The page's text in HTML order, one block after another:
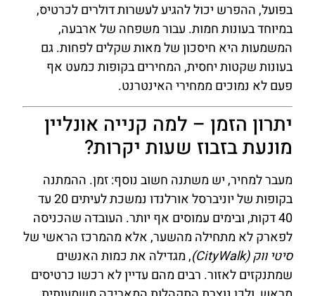
בפועל, ההפרש יכול להגיע לעשרות דולרים לכרטיס,
במיוחד בעונות חמות. עבור משפחה של ארבעה,
המשמעות היא חיסכון של מאות שקלים לפחות. גם
בעונות שקטות יחסית, המחירים בקופות כמעט אף
פעם לא נמוכים ממחירי האינטרנט.
יתרון הזמן – למה קנייה אונליין
מונעת בזבוז שעות יקרות?
מעבר למחיר, יש משתנה חשוב נוסף: זמן. ההמתנה
בקופות של יוניברסל אורלנדו נמשכת לעיתים 20 עד
40 דקות, ובימים עמוסים אף יותר. העובדה שהכניסה
לפארק לא מתחילה מהשער, אלא מהמרכז הראשי של
סיטי ווק (CityWalk)
, מגדילה את כמות האנשים
שמתנקזים לאזור. רבים מהם עדיין לא רכשו כרטיסים